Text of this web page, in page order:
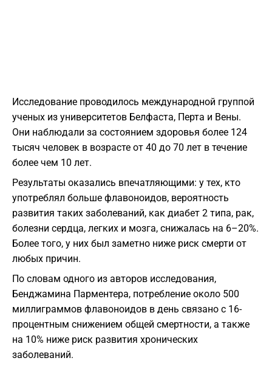
Исследование проводилось международной группой
ученых из университетов Белфаста, Перта и Вены.
Они наблюдали за состоянием здоровья более 124
тысяч человек в возрасте от 40 до 70 лет в течение
более чем 10 лет.
Результаты оказались впечатляющими: у тех, кто
употреблял больше флавоноидов, вероятность
развития таких заболеваний, как диабет 2 типа, рак,
болезни сердца, легких и мозга, снижалась на 6–20%.
Более того, у них был заметно ниже риск смерти от
любых причин.
По словам одного из авторов исследования,
Бенджамина Парментера, потребление около 500
миллиграммов флавоноидов в день связано с 16-
процентным снижением общей смертности, а также
на 10% ниже риск развития хронических
заболеваний.